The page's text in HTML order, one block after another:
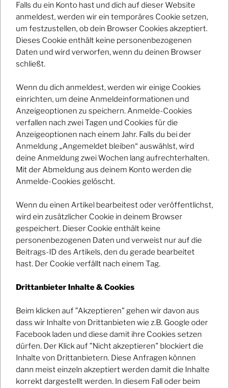
KONVOLUT 2023
2112
Additional Details
Registrierungs-E-Mail/-URL -
Date And Time
2023-07-08 @ 19:00 to
2023-07-09 @ 01:00
Ort
Fürstenfeldbruck, Niederbronnerplatz
Falls du ein Konto hast und dich auf dieser Website
anmeldest, werden wir ein temporäres Cookie setzen,
um festzustellen, ob dein Browser Cookies akzeptiert.
Dieses Cookie enthält keine personenbezogenen
Daten und wird verworfen, wenn du deinen Browser
schließt.
Wenn du dich anmeldest, werden wir einige Cookies
einrichten, um deine Anmeldeinformationen und
Anzeigeoptionen zu speichern. Anmelde-Cookies
verfallen nach zwei Tagen und Cookies für die
Anzeigeoptionen nach einem Jahr. Falls du bei der
Anmeldung „Angemeldet bleiben“ auswählst, wird
deine Anmeldung zwei Wochen lang aufrechterhalten.
Mit der Abmeldung aus deinem Konto werden die
Anmelde-Cookies gelöscht.
Wenn du einen Artikel bearbeitest oder veröffentlichst,
wird ein zusätzlicher Cookie in deinem Browser
gespeichert. Dieser Cookie enthält keine
personenbezogenen Daten und verweist nur auf die
Beitrags-ID des Artikels, den du gerade bearbeitet
hast. Der Cookie verfällt nach einem Tag.
Drittanbieter Inhalte & Cookies
Beim klicken auf "Akzeptieren" gehen wir davon aus
dass wir Inhalte von Drittanbieten wie z.B. Google oder
Facebook laden und diese damit ihre Cookies setzen
dürfen. Der Klick auf "Nicht akzeptieren" blockiert die
Inhalte von Drittanbietern. Diese Anfragen können
dann meist einzeln akzeptiert werden damit die Inhalte
korrekt dargestellt werden. In diesem Fall oder beim